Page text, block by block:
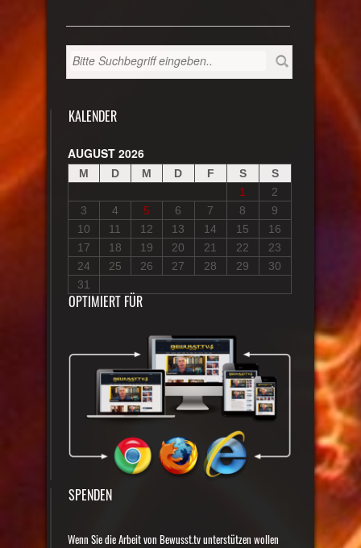
KALENDER
AUGUST 2026
M D M D F S
S
1
2
3
4 5 6 7 8
9
10
11 12 13 14 15
16
17
18 19 20 21 22
23
24
25 26 27 28 29
30
31
OPTIMIERT FÜR
SPENDEN
Wenn Sie die Arbeit von Bewusst.tv unterstützen wollen